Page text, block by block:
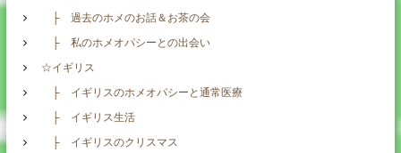
├ 過去のホメのお話＆お茶の会
├ 私のホメオパシーとの出会い
☆イギリス
├ イギリスのホメオパシーと通常医療
├ イギリス生活
├ イギリスのクリスマス